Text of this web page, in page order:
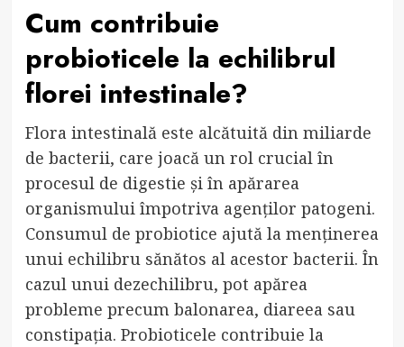
Cum contribuie
probioticele la echilibrul
florei intestinale?
Flora intestinală este alcătuită din miliarde
de bacterii, care joacă un rol crucial în
procesul de digestie și în apărarea
organismului împotriva agenților patogeni.
Consumul de probiotice ajută la menținerea
unui echilibru sănătos al acestor bacterii. În
cazul unui dezechilibru, pot apărea
probleme precum balonarea, diareea sau
constipația. Probioticele contribuie la